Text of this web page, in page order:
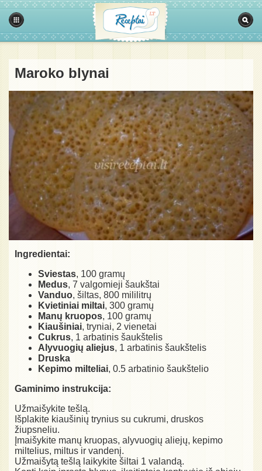
Maroko blynai
Ingredientai:
Sviestas, 100 gramų
Medus, 7 valgomieji šaukštai
Vanduo, šiltas, 800 mililitrų
Kvietiniai miltai, 300 gramų
Manų kruopos, 100 gramų
Kiaušiniai, tryniai, 2 vienetai
Cukrus, 1 arbatinis šaukštelis
Alyvuogių aliejus, 1 arbatinis šaukštelis
Druska
Kepimo milteliai, 0.5 arbatinio šaukštelio
Gaminimo instrukcija:
Užmaišykite tešlą.
Išplakite kiaušinių trynius su cukrumi, druskos
žiupsneliu.
Įmaišykite manų kruopas, alyvuogių aliejų, kepimo
miltelius, miltus ir vandenį.
Užmaišytą tešlą laikykite šiltai 1 valandą.